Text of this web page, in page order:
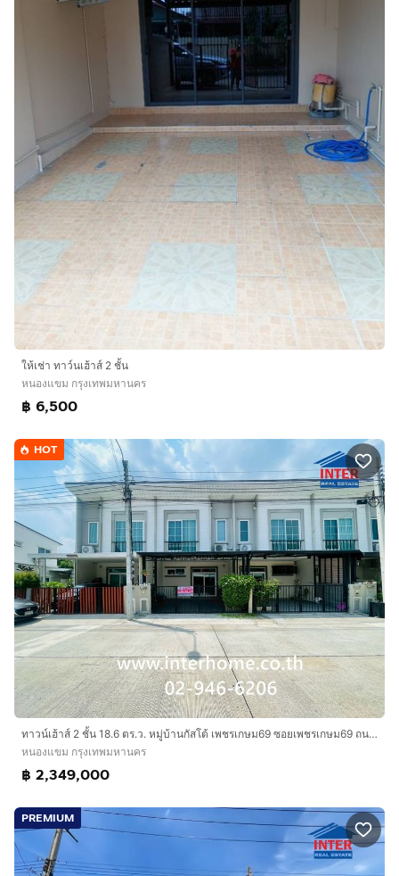
ให้เช่า ทาว์นเฮ้าส์ 2 ชั้น
หนองแขม กรุงเทพมหานคร
฿ 6,500
HOT
ทาวน์เฮ้าส์ 2 ชั้น 18.6 ตร.ว. หมู่บ้านกัสโต้ เพชรเกษม69 ซอยเพชรเกษม69 ถนนเลียบคลองภาษีเจริญฝั่งใต้ ถนนซอยเพชรเกษม69 เขตหนองแขม กรุงเทพมหานคร
หนองแขม กรุงเทพมหานคร
฿ 2,349,000
PREMIUM